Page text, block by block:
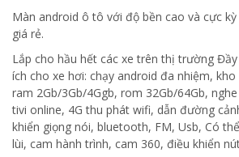
Màn android ô tô với độ bền cao và cực
giá rẻ.
Lắp cho hầu hết các xe trên thị trường
ích cho xe hơi: chạy android đa nhiệm,
ram 2Gb/3Gb/4Ggb, rom 32Gb/64Gb,
tivi online, 4G thu phát wifi, dẫn đường
khiển giọng nói, bluetooth, FM, Usb, Có
lùi, cam hành trình, cam 360, điều khiển